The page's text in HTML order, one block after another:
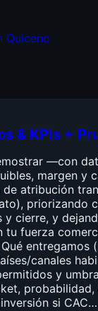
Quiceno
& KPIs +
—con
margen y
de atribución
priorizando
y cierre, y
tu fuerza
entregamos
canales
y
si CAC…